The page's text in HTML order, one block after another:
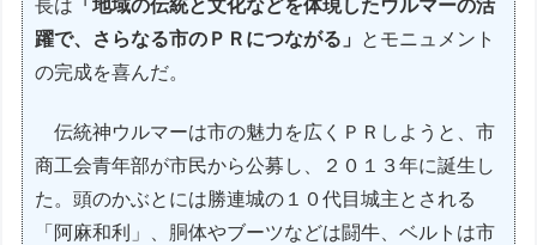
長は 「地域の伝統と文化などを体現したウルマーの活
躍で、さらなる市のＰＲにつながる」
とモニュメント
の完成を喜んだ。
伝統神ウルマーは市の魅力を広くＰＲしようと、市
商工会青年部が市民から公募し、２０１３年に誕生し
た。頭のかぶとには勝連城の１０代目城主とされる
「阿麻和利」、胴体やブーツなどは闘牛、ベルトは市